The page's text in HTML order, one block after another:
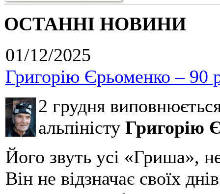
ОСТАННІ НОВИНИ
01/12/2025
Григорію Єрьоменко – 90
2 грудня
альпіністу Григорію
Його звуть усі «Гриша»,
Він не відзначає своїх